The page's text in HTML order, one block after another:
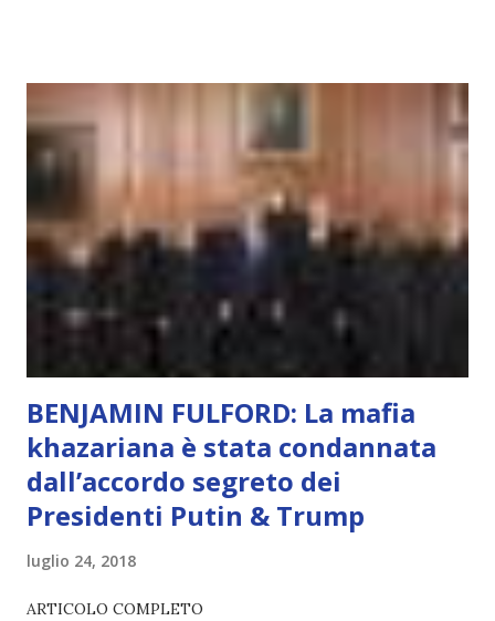
che permette di scegliere per amore anche quando non è la
scelta più efficiente. È ciò che ci collega all’Uno Infinito.
L’intelligenza può simulare comportamenti coscienti, ma
non può essere Coscienza. Può copiare, ma non può vivere
l’esperienza. Come diventerà ovvio Man mano che l’IA
diventerà sempre più avanzata (soprattutto tra il 2027 e il
2035), emergeranno situazioni che renderanno la differenza
lampante: L’IA sarà in gr...
BENJAMIN FULFORD: La mafia
khazariana è stata condannata
dall’accordo segreto dei
Presidenti Putin & Trump
luglio 24, 2018
ARTICOLO COMPLETO